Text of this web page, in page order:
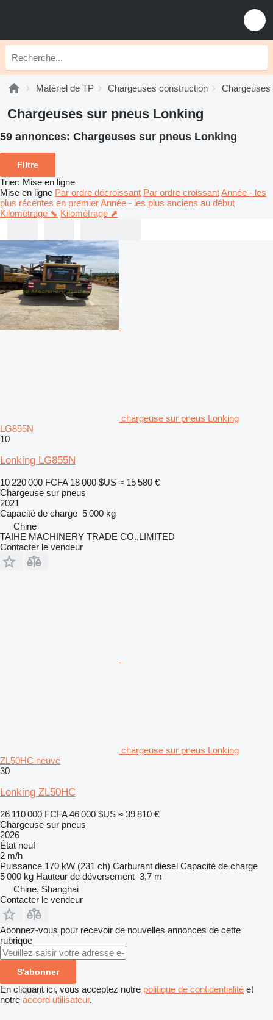
Matériel de TP Chargeuses construction Chargeuses
Chargeuses sur pneus Lonking
59 annonces: Chargeuses sur pneus Lonking
Filtre
Trier: Mise en ligne
Mise en ligne Par ordre décroissant Par ordre croissantAnnée - les
plus récentes en premierAnnée - les plus anciens au début
Kilométrage ⬊ Kilométrage ⬈
chargeuse sur pneus Lonking
LG855N
10
Lonking LG855N
10 220 000 FCFA 18 000 $US ≈ 15 580 €
Chargeuse sur pneus
2021
Capacité de charge 5 000 kg
Chine
TAIHE MACHINERY TRADE CO.,LIMITED
Contacter le vendeur
chargeuse sur pneus Lonking
ZL50HC neuve
30
Lonking ZL50HC
26 110 000 FCFA 46 000 $US ≈ 39 810 €
Chargeuse sur pneus
2026
État neuf
2 m/h
Puissance 170 kW (231 ch) Carburant diesel Capacité de charge
5 000 kg Hauteur de déversement 3,7 m
Chine, Shanghai
Contacter le vendeur
Abonnez-vous pour recevoir de nouvelles annonces de cette
rubrique
S'abonner
En cliquant ici, vous acceptez notre politique de confidentialité et
notre accord utilisateur.